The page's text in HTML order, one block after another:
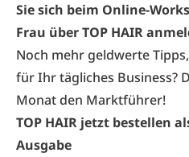
Sie sich beim Online-
Frau über TOP HAIR
Noch mehr geldwerte
für Ihr tägliches Business?
Monat den Marktführer!
TOP HAIR jetzt bestellen
Ausgabe